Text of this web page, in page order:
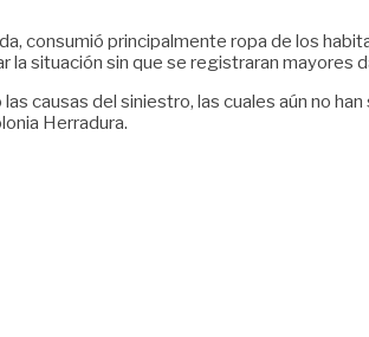
consumió principalmente ropa de los
la situación sin que se registraran mayores
causas del siniestro, las cuales aún no
Herradura.